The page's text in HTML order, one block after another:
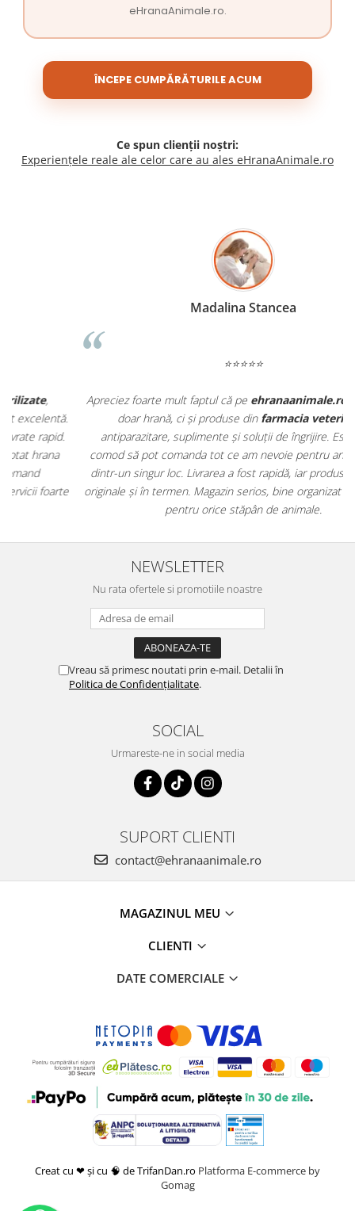
eHranaAnimale.ro.
ÎNCEPE CUMPĂRĂTURILE ACUM
Ce spun clienții noștri:
Experiențele reale ale celor care au ales eHranaAnimale.ro
Madalina Stancea
Apreciez foarte mult faptul că peehranaanimale.rogăsesc nu
doar hrană, ci și produse dinfarmacia veterinară:
antiparazitare, suplimente și soluții de îngrijire. Este foarte
comod să pot comanda tot ce am nevoie pentru animalul meu
dintr-un singur loc. Livrarea a fost rapidă, iar produsele au fost
originale și în termen. Magazin serios, bine organizat și foarte util
pentru orice stăpân de animale.
NEWSLETTER
Nu rata ofertele si promotiile noastre
Vreau să primesc noutati prin e-mail. Detalii în
Politica de Confidențialitate.
SOCIAL
Urmareste-ne in social media
SUPORT CLIENTI
contact@ehranaanimale.ro
MAGAZINUL MEU
CLIENTI
DATE COMERCIALE
Creat cu ❤ și cu 🧠 de TrifanDan.ro Platforma E-commerce by
Gomag